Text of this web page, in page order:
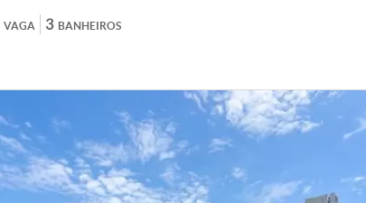
VAGA BANHEIROS
3